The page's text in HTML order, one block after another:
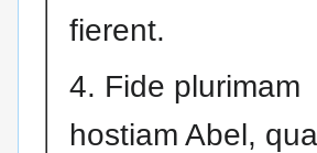
fierent.
4. Fide plurimam
hostiam Abel,